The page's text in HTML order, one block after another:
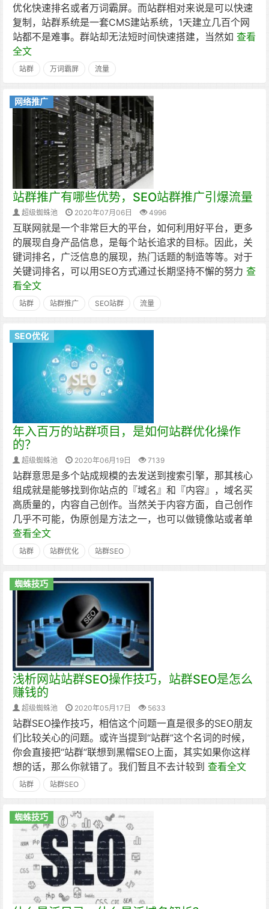
优化快速排名或者万词霸屏。而站群相对来说是可以快速
复制，站群系统是一套CMS建站系统，1天建立几百个网
站都不是难事。群站却无法短时间快速搭建，当然如 查看
全文
站群 万词霸屏 流量
网络推广
站群推广有哪些优势，SEO站群推广引爆流量
超级蜘蛛池 2020年07月06日 4996
互联网就是一个非常巨大的平台，如何利用好平台，更多
的展现自身产品信息，是每个站长追求的目标。因此，关
键词排名，广泛信息的展现，热门话题的制造等等。对于
关键词排名，可以用SEO方式通过长期坚持不懈的努力 查
看全文
站群 站群推广 SEO站群 流量
SEO优化
年入百万的站群项目，是如何站群优化操作
的？
超级蜘蛛池 2020年06月19日 7139
站群意思是多个站成规模的去发送到搜索引擎，那其核心
组成就是能够找到你站点的『域名』和『内容』，域名买
高质量的，内容自己创作。当然关于内容方面，自己创作
几乎不可能，伪原创是方法之一，也可以做镜像站或者单
查看全文
站群 站群优化 站群SEO
蜘蛛技巧
浅析网站站群SEO操作技巧，站群SEO是怎么
赚钱的
超级蜘蛛池 2020年05月17日 5633
站群SEO操作技巧，相信这个问题一直是很多的SEO朋友
们比较关心的问题。或许当提到“站群”这个名词的时候，
你会直接把“站群”联想到黑帽SEO上面，其实如果你这样
想的话，那么你就错了。我们暂且不去计较到 查看全文
站群 站群SEO
蜘蛛技巧